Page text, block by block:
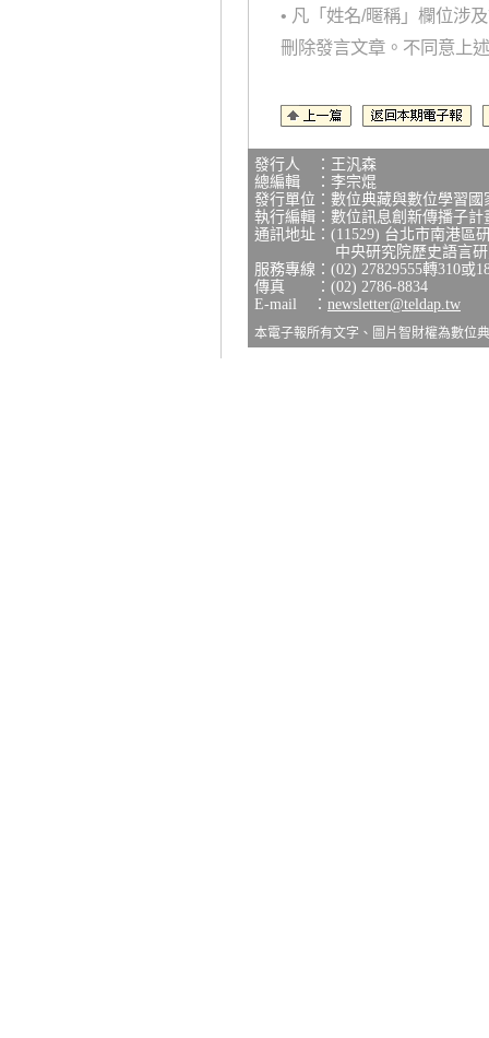
• 凡「姓名/暱稱」欄位涉
刪除發言文章。不同意上
發行人 ：王汎森
總編輯 ：李宗焜
發行單位：數位典藏與數位學習
執行編輯：數位訊息創新傳播子計
通訊地址：(11529) 台北市南港區
中央研究院歷史語言研究
服務專線：(02) 27829555轉310或
傳真 ：(02) 2786-8834
E-mail ： newsletter@teldap.tw
本電子報所有文字、圖片智財權為數位